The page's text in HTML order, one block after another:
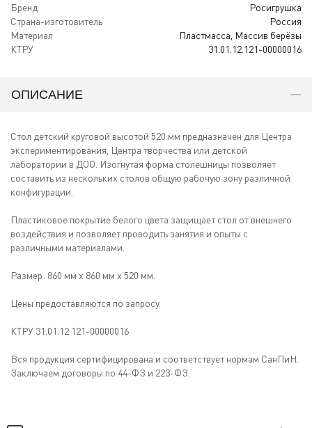
Бренд
Росигрушка
Страна-изготовитель
Россия
Материал
Пластмасса, Массив берёзы
КТРУ
31.01.12.121-00000016
ОПИСАНИЕ
Стол детский круговой высотой 520 мм предназначен для Центра
экспериментирования, Центра творчества или детской
лаборатории в ДОО. Изогнутая форма столешницы позволяет
составить из нескольких столов общую рабочую зону различной
конфигурации.
Пластиковое покрытие белого цвета защищает стол от внешнего
воздействия и позволяет проводить занятия и опыты с
различными материалами.
Размер: 860 мм x 860 мм x 520 мм.
Цены предоставляются по запросу.
КТРУ 31.01.12.121-00000016
Вся продукция сертифицирована и соответствует нормам СанПиН.
Заключаем договоры по 44-ФЗ и 223-ФЗ.